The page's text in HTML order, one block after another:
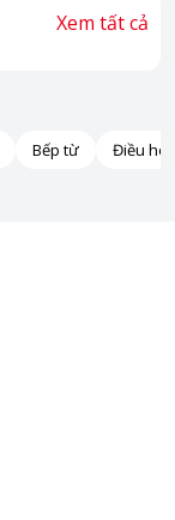
Xem tất cả
Bếp từ Điều